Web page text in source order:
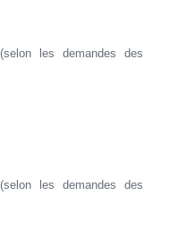
les demandes des
les demandes des